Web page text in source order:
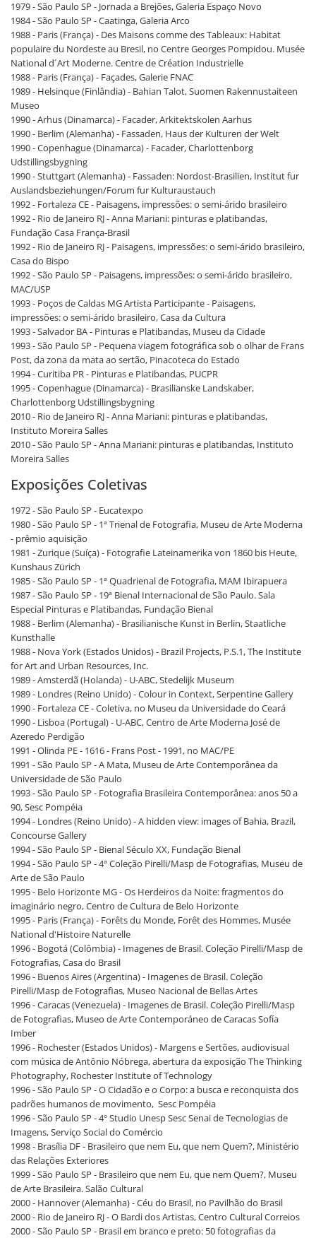
1979 - São Paulo SP - Jornada a Brejões, Galeria Espaço Novo
1984 - São Paulo SP - Caatinga, Galeria Arco
1988 - Paris (França) - Des Maisons comme des Tableaux: Habitat
populaire du Nordeste au Bresil, no Centre Georges Pompidou. Musée
National d´Art Moderne. Centre de Création Industrielle
1988 - Paris (França) - Façades, Galerie FNAC
1989 - Helsinque (Finlândia) - Bahian Talot, Suomen Rakennustaiteen
Museo
1990 - Arhus (Dinamarca) - Facader, Arkitektskolen Aarhus
1990 - Berlim (Alemanha) - Fassaden, Haus der Kulturen der Welt
1990 - Copenhague (Dinamarca) - Facader, Charlottenborg
Udstillingsbygning
1990 - Stuttgart (Alemanha) - Fassaden: Nordost-Brasilien, Institut fur
Auslandsbeziehungen/Forum fur Kulturaustauch
1992 - Fortaleza CE - Paisagens, impressões: o semi-árido brasileiro
1992 - Rio de Janeiro RJ - Anna Mariani: pinturas e platibandas,
Fundação Casa França-Brasil
1992 - Rio de Janeiro RJ - Paisagens, impressões: o semi-árido brasileiro,
Casa do Bispo
1992 - São Paulo SP - Paisagens, impressões: o semi-árido brasileiro,
MAC/USP
1993 - Poços de Caldas MG Artista Participante - Paisagens,
impressões: o semi-árido brasileiro, Casa da Cultura
1993 - Salvador BA - Pinturas e Platibandas, Museu da Cidade
1993 - São Paulo SP - Pequena viagem fotográfica sob o olhar de Frans
Post, da zona da mata ao sertão, Pinacoteca do Estado
1994 - Curitiba PR - Pinturas e Platibandas, PUCPR
1995 - Copenhague (Dinamarca) - Brasilianske Landskaber,
Charlottenborg Udstillingsbygning
2010 - Rio de Janeiro RJ - Anna Mariani: pinturas e platibandas,
Instituto Moreira Salles
2010 - São Paulo SP - Anna Mariani: pinturas e platibandas, Instituto
Moreira Salles
Exposições Coletivas
1972 - São Paulo SP - Eucatexpo
1980 - São Paulo SP - 1ª Trienal de Fotografia, Museu de Arte Moderna
- prêmio aquisição
1981 - Zurique (Suíça) - Fotografie Lateinamerika von 1860 bis Heute,
Kunshaus Zürich
1985 - São Paulo SP - 1ª Quadrienal de Fotografia, MAM Ibirapuera
1987 - São Paulo SP - 19ª Bienal Internacional de São Paulo. Sala
Especial Pinturas e Platibandas, Fundação Bienal
1988 - Berlim (Alemanha) - Brasilianische Kunst in Berlin, Staatliche
Kunsthalle
1988 - Nova York (Estados Unidos) - Brazil Projects, P.S.1, The Institute
for Art and Urban Resources, Inc.
1989 - Amsterdã (Holanda) - U-ABC, Stedelijk Museum
1989 - Londres (Reino Unido) - Colour in Context, Serpentine Gallery
1990 - Fortaleza CE - Coletiva, no Museu da Universidade do Ceará
1990 - Lisboa (Portugal) - U-ABC, Centro de Arte Moderna José de
Azeredo Perdigão
1991 - Olinda PE - 1616 - Frans Post - 1991, no MAC/PE
1991 - São Paulo SP - A Mata, Museu de Arte Contemporânea da
Universidade de São Paulo
1993 - São Paulo SP - Fotografia Brasileira Contemporânea: anos 50 a
90, Sesc Pompéia
1994 - Londres (Reino Unido) - A hidden view: images of Bahia, Brazil,
Concourse Gallery
1994 - São Paulo SP - Bienal Século XX, Fundação Bienal
1994 - São Paulo SP - 4ª Coleção Pirelli/Masp de Fotografias, Museu de
Arte de São Paulo
1995 - Belo Horizonte MG - Os Herdeiros da Noite: fragmentos do
imaginário negro, Centro de Cultura de Belo Horizonte
1995 - Paris (França) - Forêts du Monde, Forêt des Hommes, Musée
National d'Histoire Naturelle
1996 - Bogotá (Colômbia) - Imagenes de Brasil. Coleção Pirelli/Masp de
Fotografias, Casa do Brasil
1996 - Buenos Aires (Argentina) - Imagenes de Brasil. Coleção
Pirelli/Masp de Fotografias, Museo Nacional de Bellas Artes
1996 - Caracas (Venezuela) - Imagenes de Brasil. Coleção Pirelli/Masp
de Fotografias, Museo de Arte Contemporáneo de Caracas Sofía
Imber
1996 - Rochester (Estados Unidos) - Margens e Sertões, audiovisual
com música de Antônio Nóbrega, abertura da exposição The Thinking
Photography, Rochester Institute of Technology
1996 - São Paulo SP - O Cidadão e o Corpo: a busca e reconquista dos
padrões humanos de movimento, Sesc Pompéia
1996 - São Paulo SP - 4º Studio Unesp Sesc Senai de Tecnologias de
Imagens, Serviço Social do Comércio
1998 - Brasília DF - Brasileiro que nem Eu, que nem Quem?, Ministério
das Relações Exteriores
1999 - São Paulo SP - Brasileiro que nem Eu, que nem Quem?, Museu
de Arte Brasileira. Salão Cultural
2000 - Hannover (Alemanha) - Céu do Brasil, no Pavilhão do Brasil
2000 - Rio de Janeiro RJ - O Bardi dos Artistas, Centro Cultural Correios
2000 - São Paulo SP - Brasil em branco e preto: 50 fotografias da